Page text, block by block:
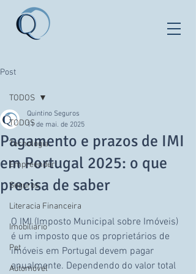
Post
TODOS
Tecnologia
Empreender
Seguros
Literacia Financeira
Imobiliario
Pet
Automóvel
TODOS
Pagamento e prazos de IMI
em Portugal 2025: o que
precisa de saber
Quintino Seguros
11 de mai. de 2025
O IMI (Imposto Municipal sobre Imóveis)
é um imposto que os proprietários de
imóveis em Portugal devem pagar
anualmente. Dependendo do valor total